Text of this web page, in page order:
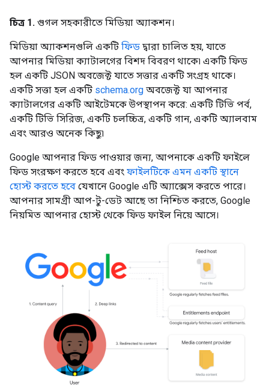
চিত্র 1. গুগল সহকারীতে মিডিয়া অ্যাকশন।
মিডিয়া অ্যাকশনগুলি একটি ফিড দ্বারা চালিত হয়, যাতে
আপনার মিডিয়া ক্যাটালগের বিশদ বিবরণ থাকে৷ একটি ফিড
হল একটি JSON অবজেক্ট যাতে সত্তার একটি সংগ্রহ থাকে।
একটি সত্তা হল একটি schema.org অবজেক্ট যা আপনার
ক্যাটালগের একটি আইটেমকে উপস্থাপন করে: একটি টিভি পর্ব,
একটি টিভি সিরিজ, একটি চলচ্চিত্র, একটি গান, একটি অ্যালবাম
এবং আরও অনেক কিছু৷
Google আপনার ফিড পাওয়ার জন্য, আপনাকে একটি ফাইলে
ফিড সংরক্ষণ করতে হবে এবং ফাইলটিকে এমন একটি স্থানে
হোস্ট করতে হবে যেখানে Google এটি অ্যাক্সেস করতে পারে।
আপনার সামগ্রী আপ-টু-ডেট আছে তা নিশ্চিত করতে, Google
নিয়মিত আপনার হোস্ট থেকে ফিড ফাইল নিয়ে আসে।